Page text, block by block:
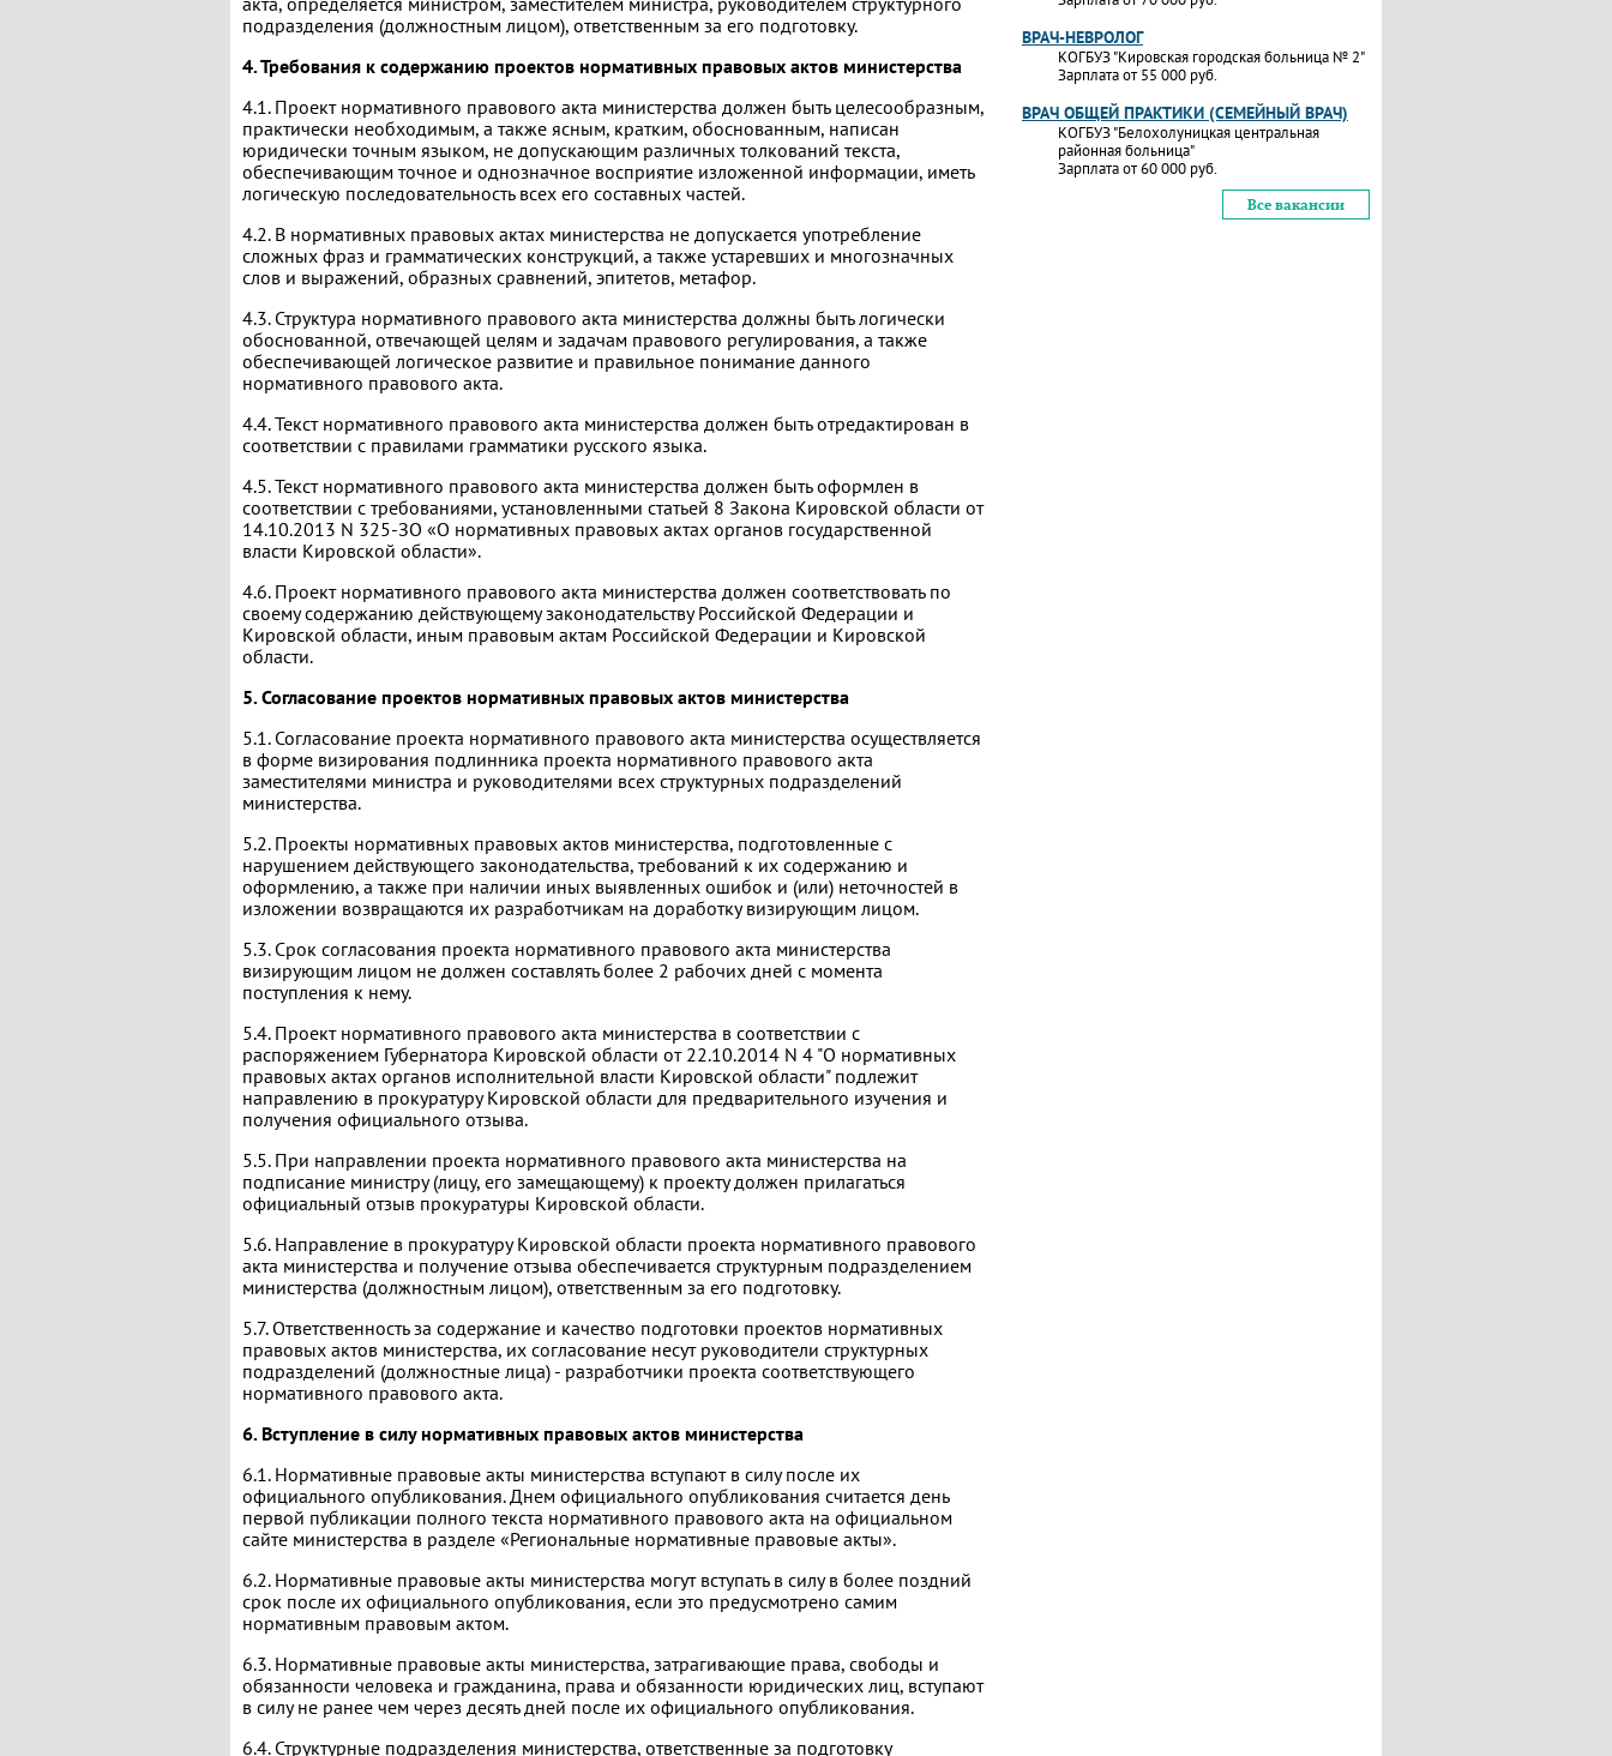
подразделения (должностным лицом), ответственным за его подготовку.
4. Требования к содержанию проектов нормативных правовых актов министерства
4.1. Проект нормативного правового акта министерства должен быть целесообразным,
практически необходимым, а также ясным, кратким, обоснованным, написан
юридически точным языком, не допускающим различных толкований текста,
обеспечивающим точное и однозначное восприятие изложенной информации, иметь
логическую последовательность всех его составных частей.
4.2. В нормативных правовых актах министерства не допускается употребление
сложных фраз и грамматических конструкций, а также устаревших и многозначных
слов и выражений, образных сравнений, эпитетов, метафор.
4.3. Структура нормативного правового акта министерства должны быть логически
обоснованной, отвечающей целям и задачам правового регулирования, а также
обеспечивающей логическое развитие и правильное понимание данного
нормативного правового акта.
4.4. Текст нормативного правового акта министерства должен быть отредактирован в
соответствии с правилами грамматики русского языка.
4.5. Текст нормативного правового акта министерства должен быть оформлен в
соответствии с требованиями, установленными статьей 8 Закона Кировской области от
14.10.2013 N 325-ЗО «О нормативных правовых актах органов государственной
власти Кировской области».
4.6. Проект нормативного правового акта министерства должен соответствовать по
своему содержанию действующему законодательству Российской Федерации и
Кировской области, иным правовым актам Российской Федерации и Кировской
области.
5. Согласование проектов нормативных правовых актов министерства
5.1. Согласование проекта нормативного правового акта министерства осуществляется
в форме визирования подлинника проекта нормативного правового акта
заместителями министра и руководителями всех структурных подразделений
министерства.
5.2. Проекты нормативных правовых актов министерства, подготовленные с
нарушением действующего законодательства, требований к их содержанию и
оформлению, а также при наличии иных выявленных ошибок и (или) неточностей в
изложении возвращаются их разработчикам на доработку визирующим лицом.
5.3. Срок согласования проекта нормативного правового акта министерства
визирующим лицом не должен составлять более 2 рабочих дней с момента
поступления к нему.
5.4. Проект нормативного правового акта министерства в соответствии с
распоряжением Губернатора Кировской области от 22.10.2014 N 4 "О нормативных
правовых актах органов исполнительной власти Кировской области" подлежит
направлению в прокуратуру Кировской области для предварительного изучения и
получения официального отзыва.
5.5. При направлении проекта нормативного правового акта министерства на
подписание министру (лицу, его замещающему) к проекту должен прилагаться
официальный отзыв прокуратуры Кировской области.
5.6. Направление в прокуратуру Кировской области проекта нормативного правового
акта министерства и получение отзыва обеспечивается структурным подразделением
министерства (должностным лицом), ответственным за его подготовку.
5.7. Ответственность за содержание и качество подготовки проектов нормативных
правовых актов министерства, их согласование несут руководители структурных
подразделений (должностные лица) - разработчики проекта соответствующего
нормативного правового акта.
6. Вступление в силу нормативных правовых актов министерства
6.1. Нормативные правовые акты министерства вступают в силу после их
официального опубликования. Днем официального опубликования считается день
первой публикации полного текста нормативного правового акта на официальном
сайте министерства в разделе «Региональные нормативные правовые акты».
6.2. Нормативные правовые акты министерства могут вступать в силу в более поздний
срок после их официального опубликования, если это предусмотрено самим
нормативным правовым актом.
6.3. Нормативные правовые акты министерства, затрагивающие права, свободы и
обязанности человека и гражданина, права и обязанности юридических лиц, вступают
в силу не ранее чем через десять дней после их официального опубликования.
6.4. Структурные подразделения министерства, ответственные за подготовку
ВРАЧ-НЕВРОЛОГ
КОГБУЗ "Кировская городская больница № 2"
Зарплата от 55 000 руб.
ВРАЧ ОБЩЕЙ ПРАКТИКИ (СЕМЕЙНЫЙ ВРАЧ)
КОГБУЗ "Белохолуницкая центральная
районная больница"
Зарплата от 60 000 руб.
Все вакансии